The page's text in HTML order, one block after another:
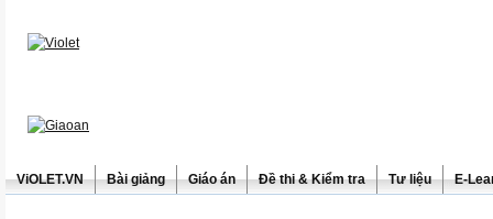
ViOLET.VN Bài giảng Giáo án Đề thi & Kiểm tra Tư liệu E-